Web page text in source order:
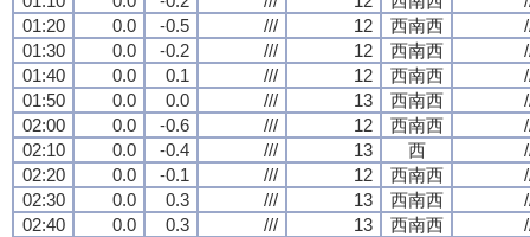
01:20
0.0 -0.5 /// 12 西南西
01:30
0.0 -0.2 /// 12 西南西
01:40
0.0 0.1 /// 12 西南西
01:50
0.0 0.0 /// 13 西南西
02:00
0.0 -0.6 /// 12 西南西
02:10
0.0 -0.4 /// 13 西
02:20
0.0 -0.1 /// 12 西南西
02:30
0.0 0.3 /// 13 西南西
02:40
0.0 0.3 /// 13 西南西